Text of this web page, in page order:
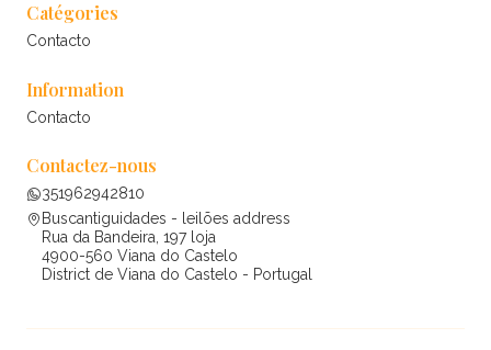
Catégories
Contacto
Information
Contacto
Contactez-nous
351962942810
Buscantiguidades - leilões address
Rua da Bandeira, 197 loja
4900-560 Viana do Castelo
District de Viana do Castelo - Portugal